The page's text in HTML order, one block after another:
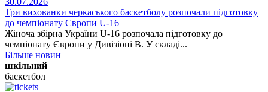
Три вихованки черкаського баскетболу розпочали підготовку
до чемпіонату Європи U-16
Жіноча збірна України U-16 розпочала підготовку до
чемпіонату Європи у Дивізіоні B. У складі...
Більше новин
шкільний
баскетбол